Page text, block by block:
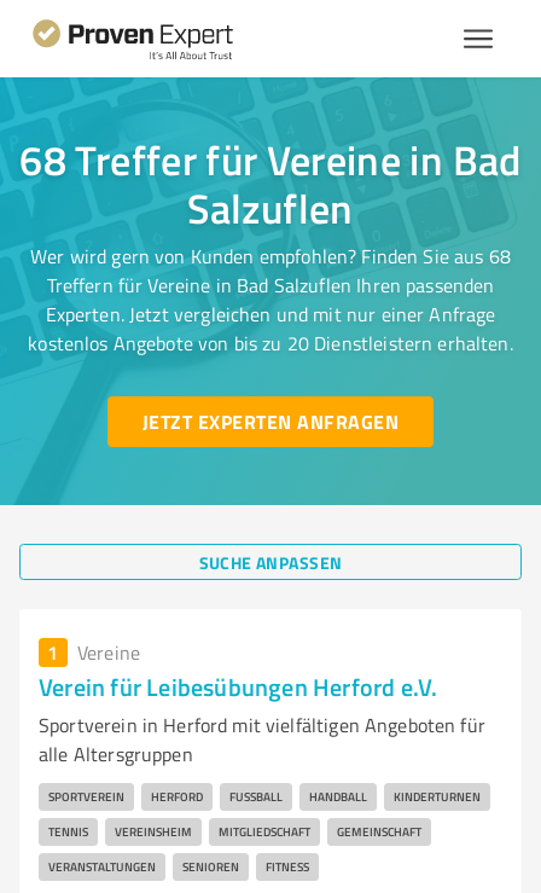
68 Treffer für Vereine in Bad
Salzuflen
Wer wird gern von Kunden empfohlen? Finden Sie aus 68
Treffern für Vereine in Bad Salzuflen Ihren passenden
Experten. Jetzt vergleichen und mit nur einer Anfrage
kostenlos Angebote von bis zu 20 Dienstleistern erhalten.
JETZT EXPERTEN ANFRAGEN
SUCHE ANPASSEN
1 Vereine
Verein für Leibesübungen Herford e.V.
Sportverein in Herford mit vielfältigen Angeboten für
alle Altersgruppen
SPORTVEREIN HERFORD FUSSBALL HANDBALL KINDERTURNEN
TENNIS VEREINSHEIM MITGLIEDSCHAFT GEMEINSCHAFT
VERANSTALTUNGEN SENIOREN FITNESS